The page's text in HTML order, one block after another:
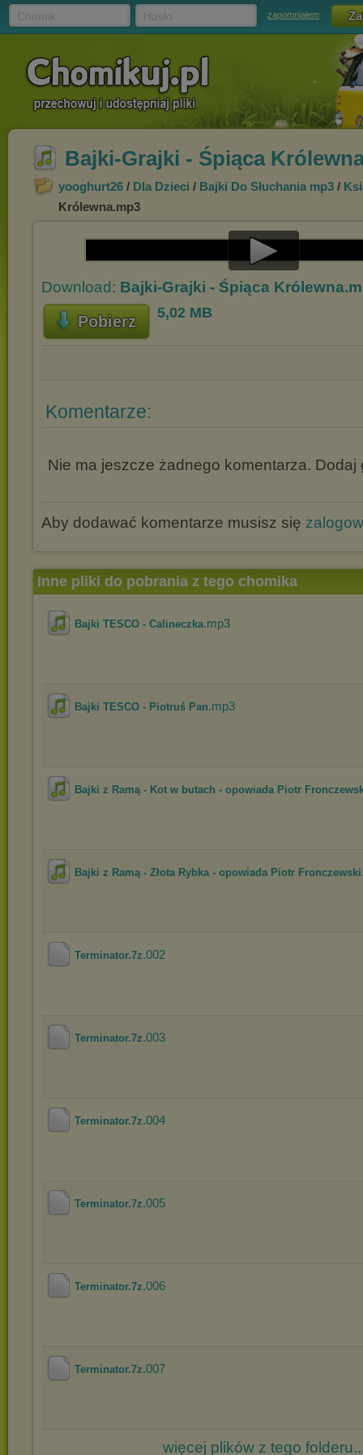
zapomniałem
Bajki-Grajki - Śpiąca
yooghurt26 / Dla Dzieci / Bajki Do Słuchania mp3 /
Królewna.mp3
Play
Download: Bajki-Grajki - Śpiąca
Pobierz 5,02 MB
Komentarze:
Nie ma jeszcze żadnego komentarza. Dodaj
Aby dodawać komentarze musisz się
Inne pliki do pobrania z tego chomika
Bajki TESCO - Calineczka.mp3
Bajki TESCO - Piotruś Pan.mp3
Bajki z Ramą - Kot w butach - opowiada Piotr
Bajki z Ramą - Złota Rybka - opowiada Piotr Fronczewski
Terminator.7z.002
Terminator.7z.003
Terminator.7z.004
Terminator.7z.005
Terminator.7z.006
Terminator.7z.007
więcej plików z tego